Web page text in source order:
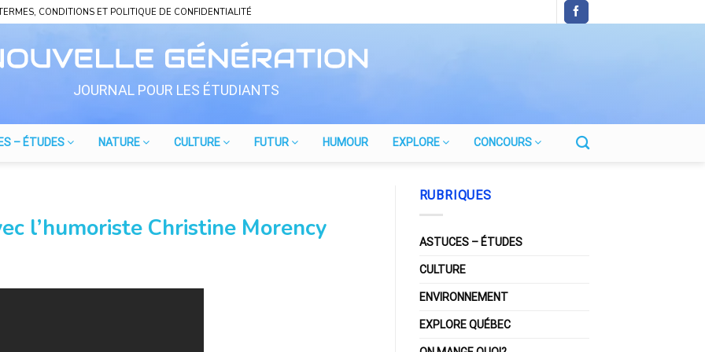
CONDITIONS ET POLITIQUE DE CONFIDENTIALITÉ
JOURNAL POUR LES ÉTUDIANTS
– ÉTUDES NATURE CULTURE FUTUR HUMOUR EXPLORE CONCOURS
l’humoriste Christine Morency
RUBRIQUES
ASTUCES – ÉTUDES
CULTURE
ENVIRONNEMENT
EXPLORE QUÉBEC